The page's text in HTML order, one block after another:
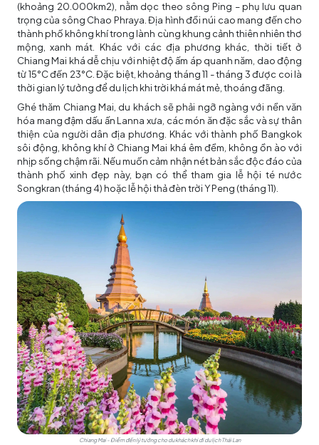
(khoảng 20.000km2), nằm dọc theo sông Ping – phụ lưu quan
trọng của sông Chao Phraya. Địa hình đồi núi cao mang đến cho
thành phố không khí trong lành cùng khung cảnh thiên nhiên thơ
mộng, xanh mát. Khác với các địa phương khác, thời tiết ở
Chiang Mai khá dễ chịu với nhiệt độ ấm áp quanh năm, dao động
từ 15°C đến 23°C. Đặc biệt, khoảng tháng 11 - tháng 3 được coi là
thời gian lý tưởng để du lịch khi trời khá mát mẻ, thoáng đãng.
Ghé thăm Chiang Mai, du khách sẽ phải ngỡ ngàng với nền văn
hóa mang đậm dấu ấn Lanna xưa, các món ăn đặc sắc và sự thân
thiện của người dân địa phương. Khác với thành phố Bangkok
sôi động, không khí ở Chiang Mai khá êm đềm, không ồn ào với
nhịp sống chậm rãi. Nếu muốn cảm nhận nét bản sắc độc đáo của
thành phố xinh đẹp này, bạn có thể tham gia lễ hội té nước
Songkran (tháng 4) hoặc lễ hội thả đèn trời Y Peng (tháng 11).
Chiang Mai - Điểm đến lý tưởng cho du khách khi đi du lịch Thái Lan